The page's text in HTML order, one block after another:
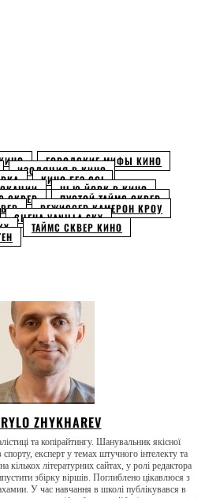
КИНО ГОРОДСКИЕ МИФЫ КИНО
ИЗОЛЯЦИЯ В КИНО
КИНО БЕЗ CGI
НЬЮ ЙОРК В КИНО
СКВЕР ПУСТОЙ ТАЙМС СКВЕР
РЕЖИССЕР КАМЕРОН КРОУ
СЦЕНА VANILLA SKY
ТАЙМС СКВЕР КИНО
ZHYKHAREV
та копірайтингу. Шанувальник якісної
експерт у темах штучного інтелекту та
кількох літературних сайтах, у ролі редактора
збірку віршів. Поглиблено цікавлюся з
У час навчання в школі публікувався в